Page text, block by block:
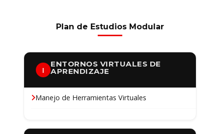
Plan de Estudios Modular
I
ENTORNOS VIRTUALES DE
APRENDIZAJE
Manejo de Herramientas Virtuales